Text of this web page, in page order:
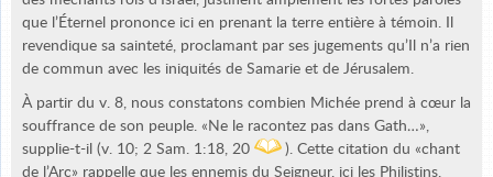
que l’Éternel prononce ici en prenant la terre entière à témoin. Il
revendique sa sainteté, proclamant par ses jugements qu’Il n’a rien
de commun avec les iniquités de Samarie et de Jérusalem.
À partir du v. 8, nous constatons combien Michée prend à cœur la
souffrance de son peuple. «Ne le racontez pas dans Gath…»,
supplie-t-il (v. 10; 2 Sam. 1:18, 20
). Cette citation du «chant
de l’Arc» rappelle que les ennemis du Seigneur, ici les Philistins,